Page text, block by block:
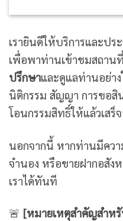
เรายินดีให้บริการและปร
เพื่อพาท่านเข้าชมสถาน
ปรึกษาและดูแลท่านอย่า
นิติกรรม สัญญา การขอสิ
โอนกรรมสิทธิ์ให้แล้วเสร็
นอกจากนี้ หากท่านมีควา
จำนอง หรือขายฝากอสัง
เราได้ทันที
🚨 [หมายเหตุสำคัญสำห